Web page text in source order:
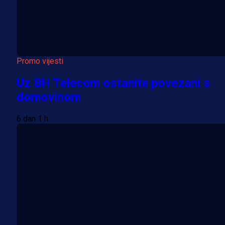
Promo vijesti
Uz BH Telecom ostanite povezani s
domovinom
6 dan 1 h